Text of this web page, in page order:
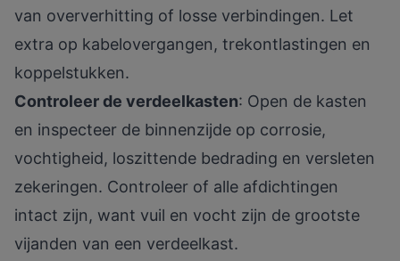
van oververhitting of losse verbindingen. Let
extra op kabelovergangen, trekontlastingen en
koppelstukken.
Controleer de verdeelkasten: Open de kasten
en inspecteer de binnenzijde op corrosie,
vochtigheid, loszittende bedrading en versleten
zekeringen. Controleer of alle afdichtingen
intact zijn, want vuil en vocht zijn de grootste
vijanden van een verdeelkast.